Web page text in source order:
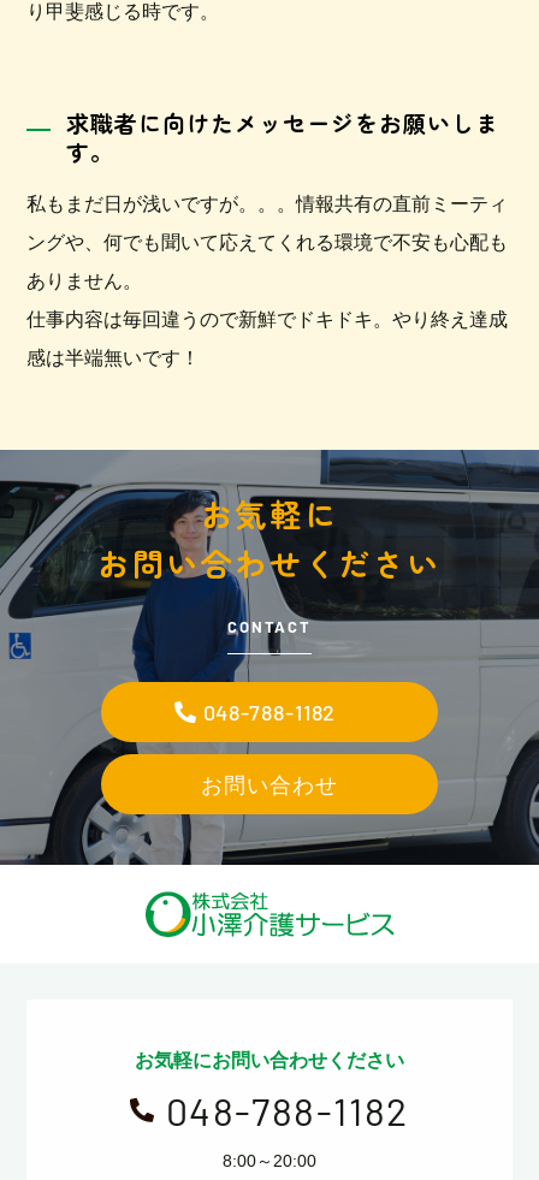
り甲斐感じる時です。
求職者に向けたメッセージをお願いしま
す。
私もまだ日が浅いですが。。。情報共有の直前ミーティ
ングや、何でも聞いて応えてくれる環境で不安も心配も
ありません。
仕事内容は毎回違うので新鮮でドキドキ。やり終え達成
感は半端無いです！
お気軽に
お問い合わせください
CONTACT
048-788-1182
お問い合わせ
お気軽にお問い合わせください
 048-788-1182
8:00～20:00